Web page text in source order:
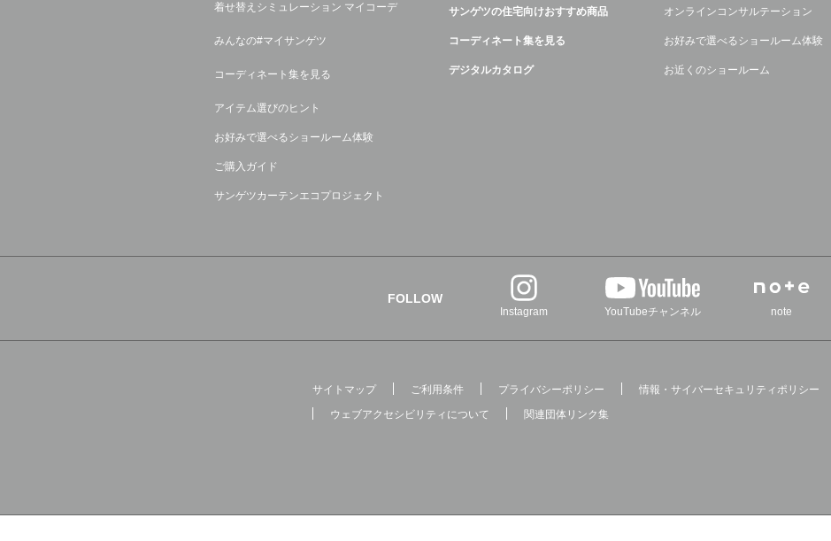
着せ替えシミュレーション マイコーデ
みんなの#マイサンゲツ
コーディネート集を見る
アイテム選びのヒント
お好みで選べるショールーム体験
ご購入ガイド
サンゲツカーテンエコプロジェクト
サンゲツの住宅向けおすすめ商品
コーディネート集を見る
デジタルカタログ
オンラインコンサルテーション
お好みで選べるショールーム体験
お近くのショールーム
FOLLOW
Instagram YouTubeチャンネル note
サイトマップ ご利用条件 プライバシーポリシー
情報・サイバーセキュリティポリシー
ウェブアクセシビリティについて
関連団体リンク集